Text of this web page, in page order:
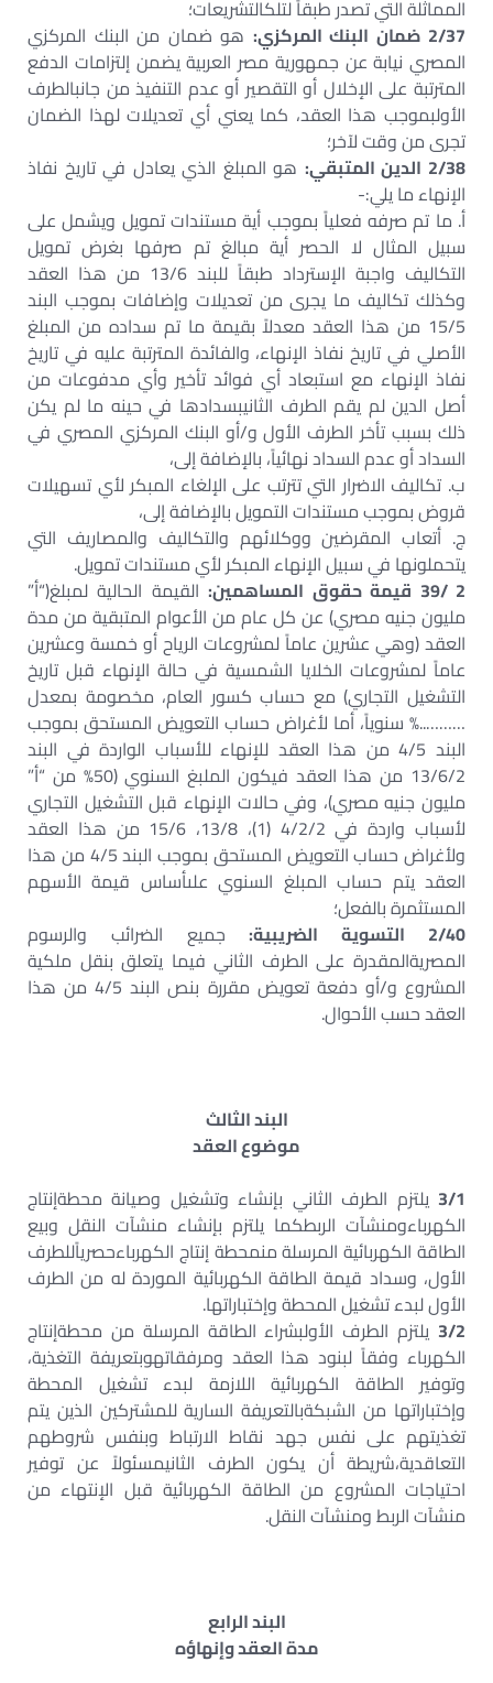
المماثلة التي تصدر طبقاً لتلكالتشريعات؛
2/37 ضمان البنك المركزي:
هو ضمان من البنك المركزي
المصري نيابة عن جمهورية مصر العربية يضمن إلتزامات الدفع
المترتبة على الإخلال أو التقصير أو عدم التنفيذ من جانبالطرف
الأولبموجب هذا العقد، كما يعني أي تعديلات لهذا الضمان
تجرى من وقت لآخر؛
2/38 الدين المتبقي:
هو المبلغ الذي يعادل في تاريخ نفاذ
الإنهاء ما يلي:-
‌أ. ما تم صرفه فعلياً بموجب أية مستندات تمويل ويشمل على
سبيل المثال لا الحصر أية مبالغ تم صرفها بغرض تمويل
التكاليف واجبة الإسترداد طبقاً للبند 13/6 من هذا العقد
وكذلك تكاليف ما يجرى من تعديلات وإضافات بموجب البند
15/5 من هذا العقد معدلاً بقيمة ما تم سداده من المبلغ
الأصلي في تاريخ نفاذ الإنهاء، والفائدة المترتبة عليه في تاريخ
نفاذ الإنهاء مع استبعاد أي فوائد تأخير وأي مدفوعات من
أصل الدين لم يقم الطرف الثانيبسدادها في حينه ما لم يكن
ذلك بسبب تأخر الطرف الأول و/أو البنك المركزي المصري في
السداد أو عدم السداد نهائياً، بالإضافة إلى،
‌ب. تكاليف الاضرار التي تترتب على الإلغاء المبكر لأي تسهيلات
قروض بموجب مستندات التمويل بالإضافة إلى،
‌ج. أتعاب المقرضين ووكلائهم والتكاليف والمصاريف التي
يتحملونها في سبيل الإنهاء المبكر لأي مستندات تمويل.
2 /39 قيمة حقوق المساهمين:
القيمة الحالية لمبلغ(“أ”
مليون جنيه مصري) عن كل عام من الأعوام المتبقية من مدة
العقد (وهي عشرين عاماً لمشروعات الرياح أو خمسة وعشرين
عاماً لمشروعات الخلايا الشمسية في حالة الإنهاء قبل تاريخ
التشغيل التجاري) مع حساب كسور العام، مخصومة بمعدل
………..% سنوياً، أما لأغراض حساب التعويض المستحق بموجب
البند 4/5 من هذا العقد للإنهاء للأسباب الواردة في البند
13/6/2 من هذا العقد فيكون الملبغ السنوي (50% من “أ”
مليون جنيه مصري)، وفي حالات الإنهاء قبل التشغيل التجاري
لأسباب واردة في 4/2/2 (1)، 13/8، 15/6 من هذا العقد
ولأغراض حساب التعويض المستحق بموجب البند 4/5 من هذا
العقد يتم حساب المبلغ السنوي علىأساس قيمة الأسهم
المستثمرة بالفعل؛
2/40 التسوية الضريبية:
جميع الضرائب والرسوم
المصريةالمقدرة على الطرف الثاني فيما يتعلق بنقل ملكية
المشروع و/أو دفعة تعويض مقررة بنص البند 4/5 من هذا
العقد حسب الأحوال.
البند الثالث
موضوع العقد
3/1 يلتزم الطرف الثاني بإنشاء وتشغيل وصيانة محطةإنتاج
الكهرباءومنشآت الربطكما يلتزم بإنشاء منشآت النقل وبيع
الطاقة الكهربائية المرسلة منمحطة إنتاج الكهرباءحصرياًللطرف
الأول، وسداد قيمة الطاقة الكهربائية الموردة له من الطرف
الأول لبدء تشغيل المحطة وإختباراتها.
3/2 يلتزم الطرف الأولبشراء الطاقة المرسلة من محطةإنتاج
الكهرباء وفقاً لبنود هذا العقد ومرفقاتهوبتعريفة التغذية،
وتوفير الطاقة الكهربائية اللازمة لبدء تشغيل المحطة
وإختباراتها من الشبكةبالتعريفة السارية للمشتركين الذين يتم
تغذيتهم على نفس جهد نقاط الارتباط وبنفس شروطهم
التعاقدية،شريطة أن يكون الطرف الثانيمسئولاً عن توفير
احتياجات المشروع من الطاقة الكهربائية قبل الإنتهاء من
منشآت الربط ومنشآت النقل.
البند الرابع
مدة العقد وإنهاؤه